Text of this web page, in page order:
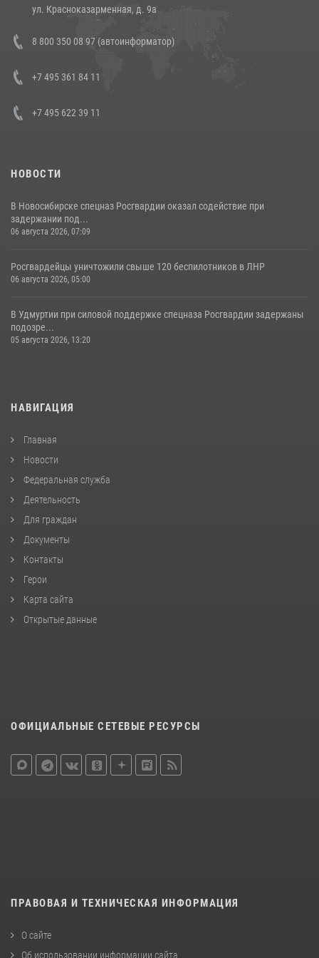
14 июля 2026, 12:20
В Росгвардии прошла военно-научная конференция по обобщению
боевого опыта
ул. Красноказарменная, д. 9а
8 800 350 08 97 (автоинформатор)
+7 495 361 84 11
+7 495 622 39 11
НОВОСТИ
В Новосибирске спецназ Росгвардии оказал содействие при
задержании под...
06 августа 2026, 07:09
Росгвардейцы уничтожили свыше 120 беспилотников в ЛНР
06 августа 2026, 05:00
В Удмуртии при силовой поддержке спецназа Росгвардии задержаны
подозре...
05 августа 2026, 13:20
НАВИГАЦИЯ
Главная
Новости
Федеральная служба
Деятельность
Для граждан
Документы
Контакты
Герои
Карта сайта
Открытые данные
ОФИЦИАЛЬНЫЕ СЕТЕВЫЕ РЕСУРСЫ
ПРАВОВАЯ И ТЕХНИЧЕСКАЯ ИНФОРМАЦИЯ
О сайте
Об использовании информации сайта